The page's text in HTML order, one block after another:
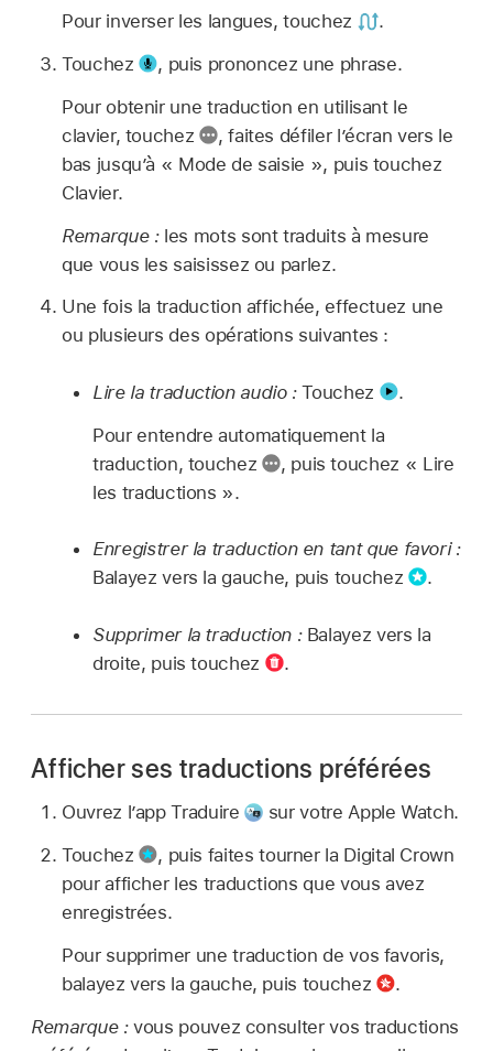
Pour inverser les langues, touchez
.
Touchez
, puis prononcez une phrase.
Pour obtenir une traduction en utilisant le
clavier, touchez
,faites défiler l’écran vers le
bas jusqu’à « Mode de saisie », puis touchez
Clavier.
Remarque : les mots sont traduits à mesure
que vous les saisissez ou parlez.
Une fois la traduction affichée, effectuez une
ou plusieurs des opérations suivantes :
Lire la traduction audio :Touchez
.
Pour entendre automatiquement la
traduction, touchez
, puis touchez « Lire
les traductions ».
Enregistrer la traduction en tant que favori :
Balayez vers la gauche, puis touchez
.
Supprimer la traduction : Balayez vers la
droite, puis touchez
.
Afficher ses traductions préférées
Ouvrez l’app Traduire
sur votre Apple Watch.
Touchez
, puis faites tourner la Digital Crown
pour afficher les traductions que vous avez
enregistrées.
Pour supprimer une traduction de vos favoris,
balayez vers la gauche, puis touchez
.
Remarque :vous pouvez consulter vos traductions